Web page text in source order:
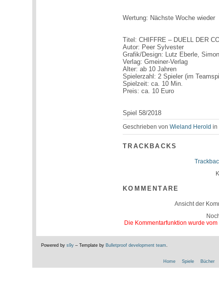
Wertung: Nächste Woche wieder
Titel: CHIFFRE – DUELL DER
Autor: Peer Sylvester
Grafik/Design: Lutz Eberle,
Verlag: Gmeiner-Verlag
Alter: ab 10 Jahren
Spielerzahl: 2 Spieler (im
Spielzeit: ca. 10 Min.
Preis: ca. 10 Euro
Spiel 58/2018
Geschrieben vonWieland Herold in
TRACKBACKS
KOMMENTARE
Ansicht der
Die Kommentarfunktion wurde
Powered by s9y– Template by Bulletproof development team
Home Spiele Bücher